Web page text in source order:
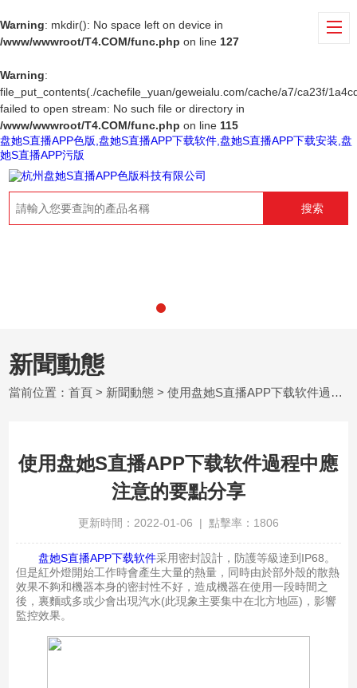
Warning: mkdir(): No space left on device in
/www/wwwroot/T4.COM/func.php on line 127
Warning:
file_put_contents(./cachefile_yuan/geweialu.com/cache/a7/ca23f/
failed to open stream: No such file or directory in
/www/wwwroot/T4.COM/func.php on line 115
盘她S直播APP色版,盘她S直播APP下载软件,盘她S直播APP下载安装,盘
她S直播APP污版
搜索
新聞動態
當前位置：首頁 > 新聞動態 > 使用盘她S直播APP下载软件過程中應注意的要點分享
使用盘她S直播APP下载软件過程中應
注意的要點分享
更新時間：2022-01-06 | 點擊率：1806
盘她S直播APP下载软件采用密封設計，防護等級達到IP68。
但是紅外燈開始工作時會產生大量的熱量，同時由於部外殼的散熱
效果不夠和機器本身的密封性不好，造成機器在使用一段時間之
後，裏麵或多或少會出現汽水(此現象主要集中在北方地區)，影響
監控效果。